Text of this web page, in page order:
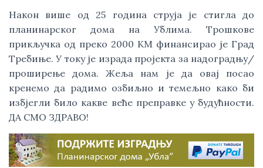
Након више од 25 година струја је стигла до
планинарског дома на Ублима. Трошкове
прикључка од преко 2000 КМ финансирао је Град
Требиње. У току је израда пројекта за надоградњу/
проширење дома. Жеља нам је да овај посао
кренемо да радимо озбиљно и темељно како би
избјегли било какве веће преправке у будућности.
ДА СМО ЗДРАВО!